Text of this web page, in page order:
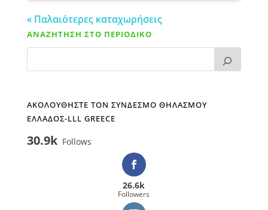
« Παλαιότερες καταχωρήσεις
ΑΝΑΖΗΤΗΣΗ ΣΤΟ ΠΕΡΙΟΔΙΚΟ
ΑΚΟΛΟΥΘΗΣΤΕ ΤΟΝ ΣΥΝΔΕΣΜΟ ΘΗΛΑΣΜΟΥ
ΕΛΛΑΔΟΣ-LLL GREECE
30.9k Follows
26.6k
Followers